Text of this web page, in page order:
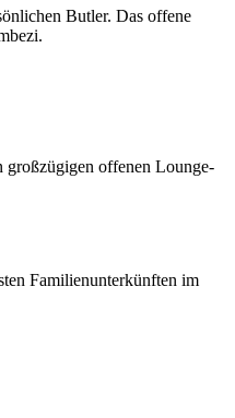
Butler. Das offene
großzügigen offenen Lounge-
Familienunterkünften im